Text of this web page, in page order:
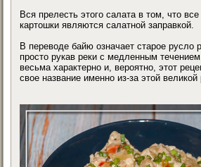
Вся прелесть этого салата в том, что
картошки являются салатной заправкой.
В переводе байю означает старое русло
просто рукав реки с медленным
весьма характерно и, вероятно, этот
свое название именно из-за этой великой